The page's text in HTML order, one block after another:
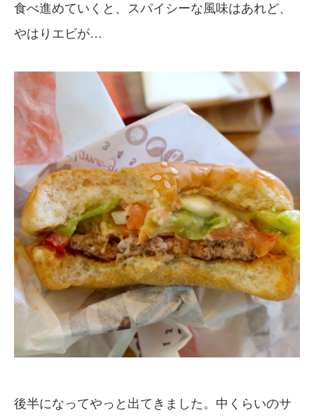
食べ進めていくと、スパイシーな風味はあれど、
やはりエビが…
後半になってやっと出てきました。中くらいのサ